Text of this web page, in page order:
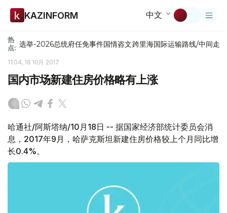
KAZINFORM 中文
热
点: 选举-2026总统府任免事件国情咨文跨里海国际运输路线/中间走廊
11:04, 18 10月 2017
国内市场新建住房价格略有上涨
哈通社/阿斯塔纳/10月18日 -- 据国家经济部统计委员会消
息，2017年9月，哈萨克斯坦新建住房价格较上个月同比增
长0.4%。